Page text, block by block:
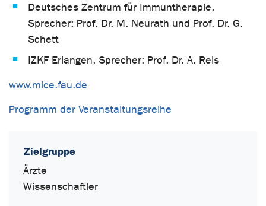
Deutsches Zentrum für Immuntherapie,
Sprecher: Prof. Dr. M. Neurath und Prof. Dr. G.
Schett
IZKF Erlangen, Sprecher: Prof. Dr. A. Reis
www.mice.fau.de
Programm der Veranstaltungsreihe
Zielgruppe
Ärzte
Wissenschaftler